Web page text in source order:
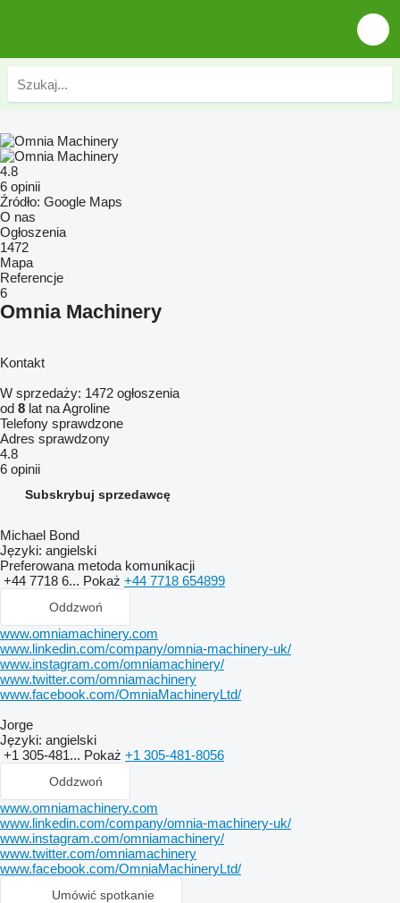
4.8
6 opinii
Źródło: Google Maps
O nas
Ogłoszenia
1472
Mapa
Referencje
6
Omnia Machinery
Kontakt
W sprzedaży: 1472 ogłoszenia
od 8 lat na Agroline
Telefony sprawdzone
Adres sprawdzony
4.8
6 opinii
Subskrybuj sprzedawcę
Michael Bond
Języki: angielski
Preferowana metoda komunikacji
+44 7718 6... Pokaż +44 7718 654899
Oddzwoń
www.omniamachinery.com
www.linkedin.com/company/omnia-machinery-uk/
www.instagram.com/omniamachinery/
www.twitter.com/omniamachinery
www.facebook.com/OmniaMachineryLtd/
Jorge
Języki: angielski
+1 305-481... Pokaż +1 305-481-8056
Oddzwoń
www.omniamachinery.com
www.linkedin.com/company/omnia-machinery-uk/
www.instagram.com/omniamachinery/
www.twitter.com/omniamachinery
www.facebook.com/OmniaMachineryLtd/
Umówić spotkanie